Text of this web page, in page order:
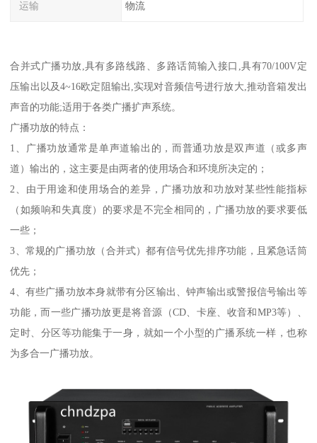
运输 物流
合并式广播功放,具有多路线路、多路话筒输入接口,具有70/100V定
压输出以及4~16欧定阻输出,实现对音频信号进行放大,推动音箱发出
声音的功能;适用于各类广播扩声系统。
广播功放的特点：
1、广播功放通常是单声道输出的，而普通功放是双声道（或多声
道）输出的，这主要是由两者的使用场合和环境所决定的；
2、由于用途和使用场合的差异，广播功放和功放对某些性能指标
（如频响和失真度）的要求是不完全相同的，广播功放的要求要低
一些；
3、常规的广播功放（合并式）都有信号优先排序功能，且紧急话筒
优先；
4、有些广播功放本身就带有分区输出、钟声输出或警报信号输出等
功能，而一些广播功放更是将音源（CD、卡座、收音和MP3等）、
定时、分区等功能集于一身，就如一个小型的广播系统一样，也称
为多合一广播功放。